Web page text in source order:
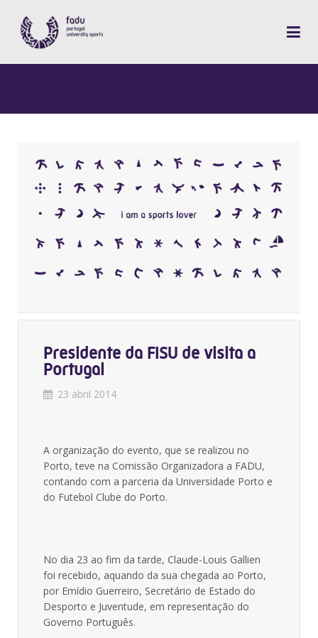
Presidente da FISU de visita a
Portugal
23 abril 2014
A organização do evento, que se realizou no
Porto, teve na Comissão Organizadora a FADU,
contando com a parceria da Universidade Porto e
do Futebol Clube do Porto.
No dia 23 ao fim da tarde, Claude-Louis Gallien
foi recebido, aquando da sua chegada ao Porto,
por Emídio Guerreiro, Secretário de Estado do
Desporto e Juventude, em representação do
Governo Português.